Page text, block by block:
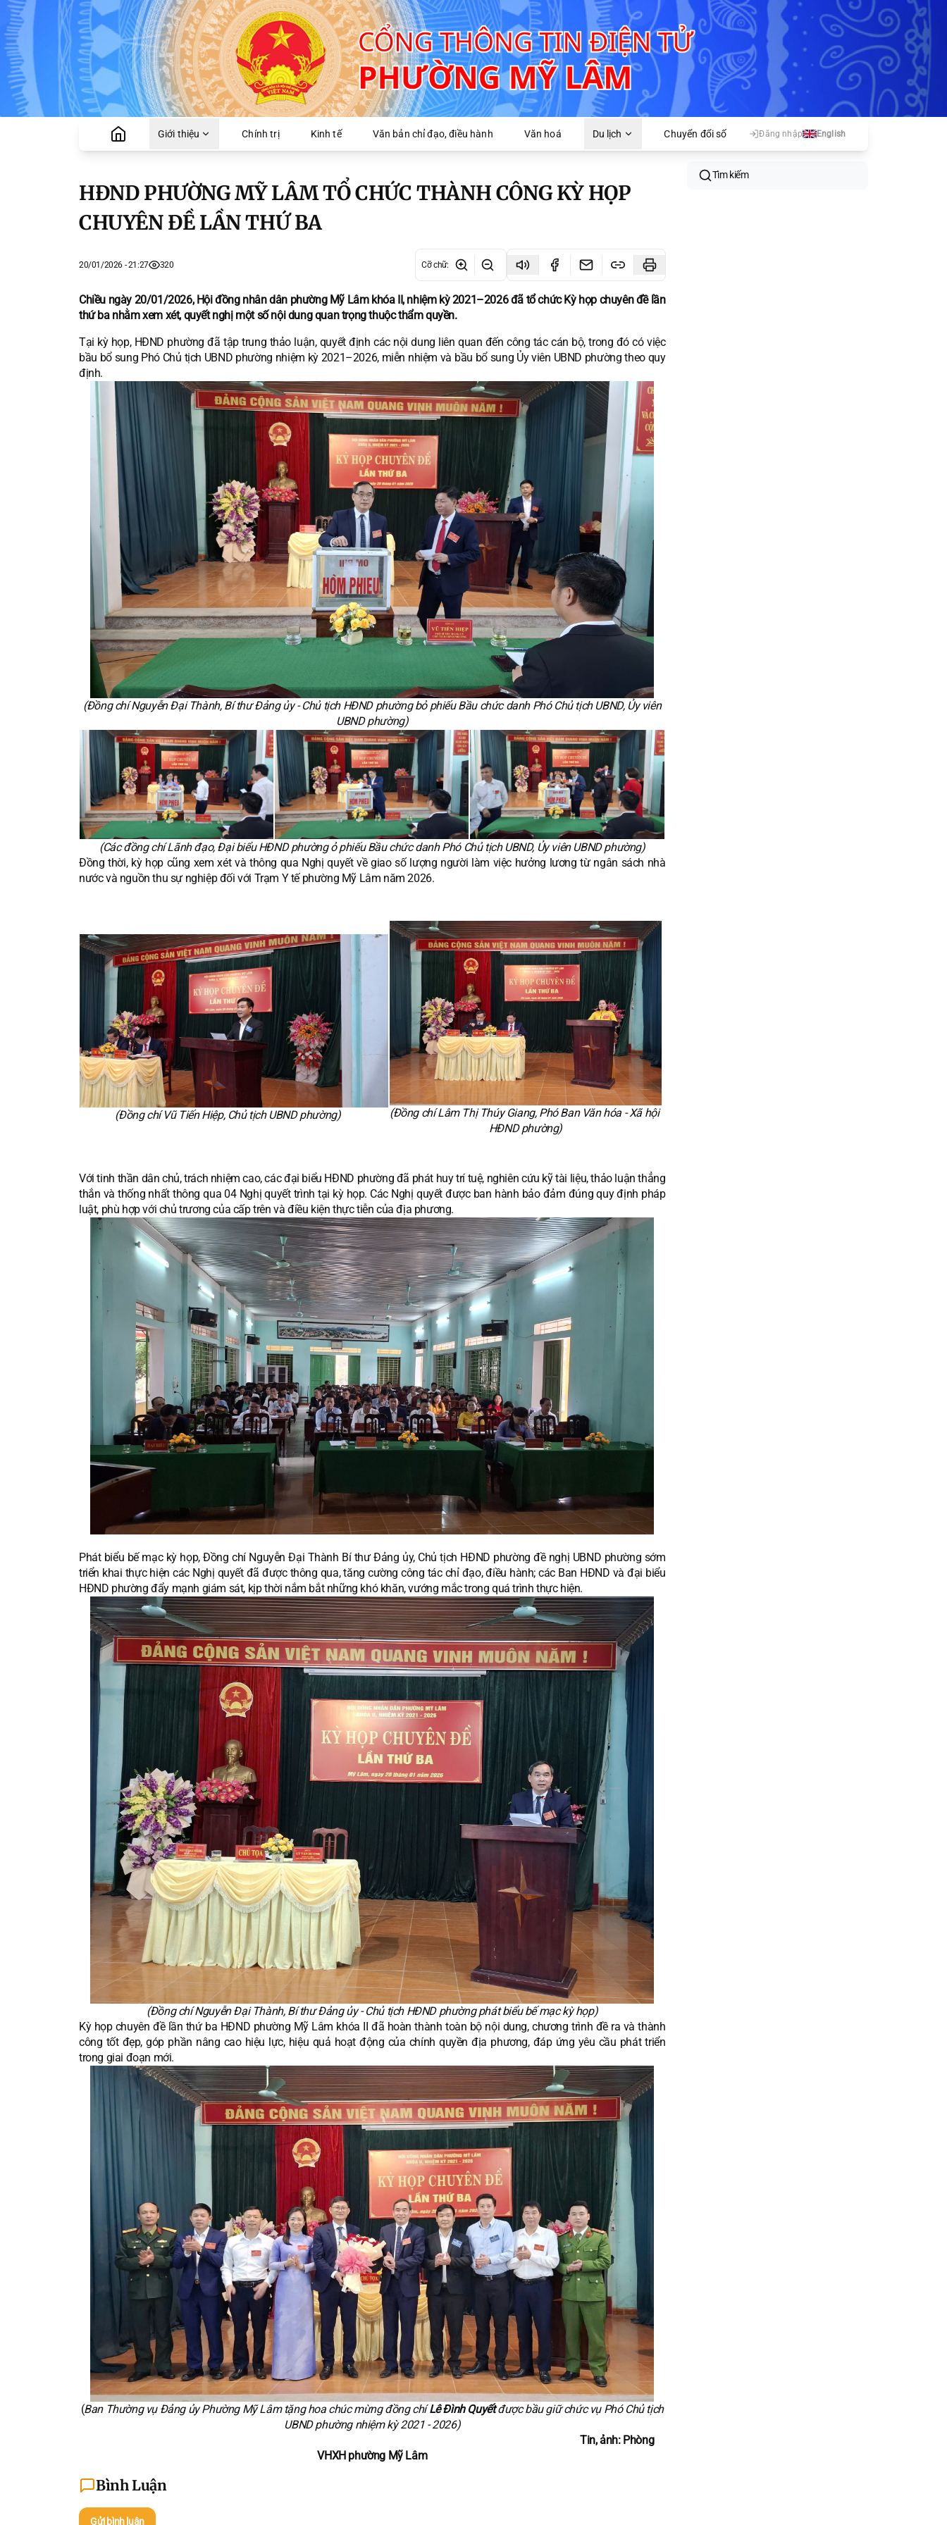
Giới thiệu Chính trị Kinh tế Văn bản chỉ đạo, điều hành Văn hoá Du lịch Chuyển đổi số Đăng nhập English
HĐND PHƯỜNG MỸ LÂM TỔ CHỨC THÀNH CÔNG KỲ HỌP
CHUYÊN ĐỀ LẦN THỨ BA
20/01/2026 - 21:27 320 Cỡ chữ:
Chiều ngày 20/01/2026, Hội đồng nhân dân phường Mỹ Lâm khóa II, nhiệm kỳ 2021–2026 đã tổ chức Kỳ họp chuyên đề lần
thứ ba nhằm xem xét, quyết nghị một số nội dung quan trọng thuộc thẩm quyền.
Tại kỳ họp, HĐND phường đã tập trung thảo luận, quyết định các nội dung liên quan đến công tác cán bộ, trong đó có việc
bầu bổ sung Phó Chủ tịch UBND phường nhiệm kỳ 2021–2026, miễn nhiệm và bầu bổ sung Ủy viên UBND phường theo quy
định.
(Đồng chí Nguyễn Đại Thành, Bí thư Đảng ủy - Chủ tịch HĐND phường bỏ phiếu Bầu chức danh Phó Chủ tịch UBND, Ủy viên
UBND phường)
(Các đồng chí Lãnh đạo, Đại biểu HĐND phường ỏ phiếu Bầu chức danh Phó Chủ tịch UBND, Ủy viên UBND phường)
Đồng thời, kỳ họp cũng xem xét và thông qua Nghị quyết về giao số lượng người làm việc hưởng lương từ ngân sách nhà
nước và nguồn thu sự nghiệp đối với Trạm Y tế phường Mỹ Lâm năm 2026.
(Đồng chí Vũ Tiến Hiệp, Chủ tịch UBND phường)
(Đồng chí Lâm Thị Thúy Giang, Phó Ban Văn hóa - Xã hội
HĐND phường)
Với tinh thần dân chủ, trách nhiệm cao, các đại biểu HĐND phường đã phát huy trí tuệ, nghiên cứu kỹ tài liệu, thảo luận thẳng
thắn và thống nhất thông qua 04 Nghị quyết trình tại kỳ họp. Các Nghị quyết được ban hành bảo đảm đúng quy định pháp
luật, phù hợp với chủ trương của cấp trên và điều kiện thực tiễn của địa phương.
Phát biểu bế mạc kỳ họp, Đồng chí Nguyễn Đại Thành Bí thư Đảng ủy, Chủ tịch HĐND phường đề nghị UBND phường sớm
triển khai thực hiện các Nghị quyết đã được thông qua, tăng cường công tác chỉ đạo, điều hành; các Ban HĐND và đại biểu
HĐND phường đẩy mạnh giám sát, kịp thời nắm bắt những khó khăn, vướng mắc trong quá trình thực hiện.
(Đồng chí Nguyễn Đại Thành, Bí thư Đảng ủy - Chủ tịch HĐND phường phát biểu bế mạc kỳ họp)
Kỳ họp chuyên đề lần thứ ba HĐND phường Mỹ Lâm khóa II đã hoàn thành toàn bộ nội dung, chương trình đề ra và thành
công tốt đẹp, góp phần nâng cao hiệu lực, hiệu quả hoạt động của chính quyền địa phương, đáp ứng yêu cầu phát triển
trong giai đoạn mới.
(Ban Thường vụ Đảng ủy Phường Mỹ Lâm tặng hoa chúc mừng đồng chíLê Đình Quyếtđược bầu giữ chức vụ Phó Chủ tịch
UBND phường nhiệm kỳ 2021 - 2026)
Tin, ảnh: Phòng
VHXH phường Mỹ Lâm
Bình Luận
Gửi bình luận
Tìm kiếm